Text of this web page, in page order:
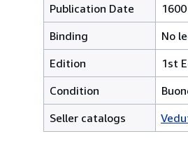
Publication Date
1600
Binding
No
Edition
1st
Condition
Seller catalogs